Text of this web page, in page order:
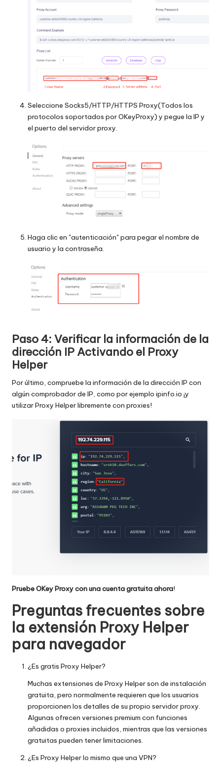
Seleccione Socks5/HTTP/HTTPS Proxy(Todos los
protocolos soportados porOKeyProxy) y pegue la IP y
el puerto del servidor proxy.
Haga clic en "autenticación" para pegar el nombre de
usuario y la contraseña.
Paso 4: Verificar la información de la
dirección IP Activando el Proxy
Helper
Por último, compruebe la información de la dirección IP con
algún comprobador de IP, como por ejemplo ipinfo.io ¡y
utilizar Proxy Helper libremente con proxies!
Pruebe OKey Proxy con una cuenta gratuita ahora!
Preguntas frecuentes sobre
la extensión Proxy Helper
para navegador
¿Es gratis Proxy Helper?
Muchas extensiones de Proxy Helper son de instalación
gratuita, pero normalmente requieren que los usuarios
proporcionen los detalles de su propio servidor proxy.
Algunas ofrecen versiones premium con funciones
añadidas o proxies incluidos, mientras que las versiones
gratuitas pueden tener limitaciones.
¿Es Proxy Helper lo mismo que una VPN?